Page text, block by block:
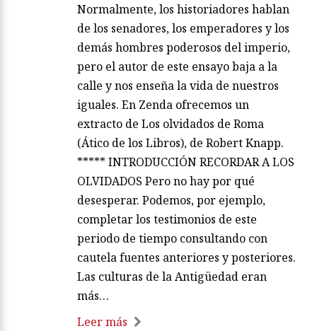
Normalmente, los historiadores hablan
de los senadores, los emperadores y los
demás hombres poderosos del imperio,
pero el autor de este ensayo baja a la
calle y nos enseña la vida de nuestros
iguales. En Zenda ofrecemos un
extracto de Los olvidados de Roma
(Ático de los Libros), de Robert Knapp.
***** INTRODUCCIÓN RECORDAR A LOS
OLVIDADOS Pero no hay por qué
desesperar. Podemos, por ejemplo,
completar los testimonios de este
periodo de tiempo consultando con
cautela fuentes anteriores y posteriores.
Las culturas de la Antigüedad eran
más…
Leer más